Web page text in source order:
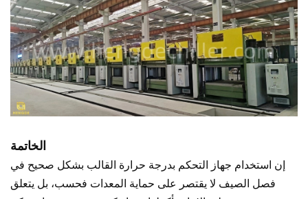
الخاتمة
إن استخدام جهاز التحكم بدرجة حرارة القالب بشكل صحيح في
فصل الصيف لا يقتصر على حماية المعدات فحسب، بل يتعلق